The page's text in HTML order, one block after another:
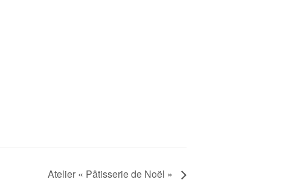
Atelier « Pâtisserie de Noël »